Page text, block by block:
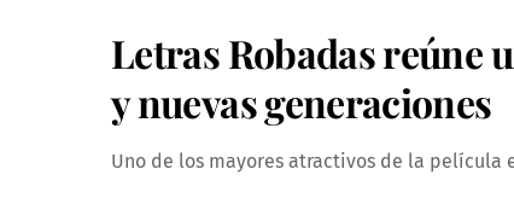
Letras Robadas reúne
y nuevas generaciones
Uno de los mayores atractivos de la película